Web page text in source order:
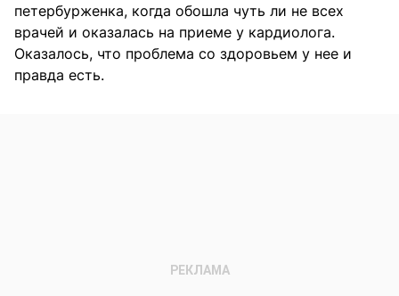
петербурженка, когда обошла чуть ли не всех
врачей и оказалась на приеме у кардиолога.
Оказалось, что проблема со здоровьем у нее и
правда есть.